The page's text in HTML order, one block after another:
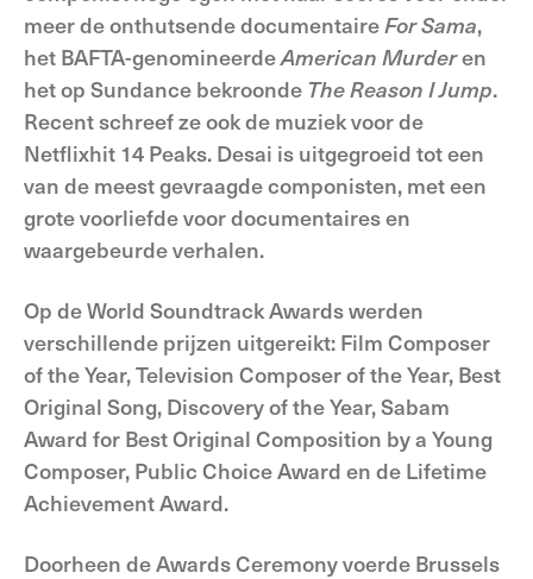
meer de onthutsende documentaireFor Sama,
het BAFTA-genomineerdeAmerican Murderen
het op Sundance bekroonde The Reason I Jump.
Recent schreef ze ook de muziek voor de
Netflixhit 14 Peaks. Desai is uitgegroeid tot een
van de meest gevraagde componisten, met een
grote voorliefde voor documentaires en
waargebeurde verhalen.
Op de World Soundtrack Awards werden
verschillende prijzen uitgereikt: Film Composer
of the Year, Television Composer of the Year, Best
Original Song, Discovery of the Year, Sabam
Award for Best Original Composition by a Young
Composer, Public Choice Award en de Lifetime
Achievement Award.
Doorheen de Awards Ceremony voerde Brussels